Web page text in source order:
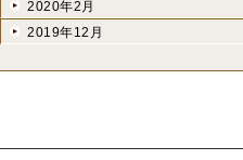
2020年2月
2019年12月